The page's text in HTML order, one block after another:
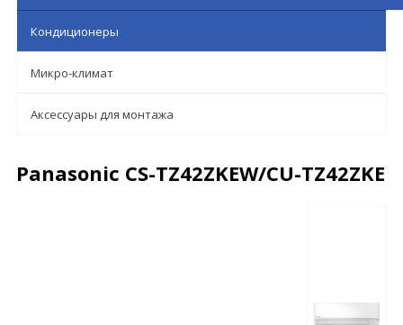
Кондиционеры
Микро-климат
Аксессуары для монтажа
Panasonic CS-TZ42ZKEW/CU-TZ42ZKE